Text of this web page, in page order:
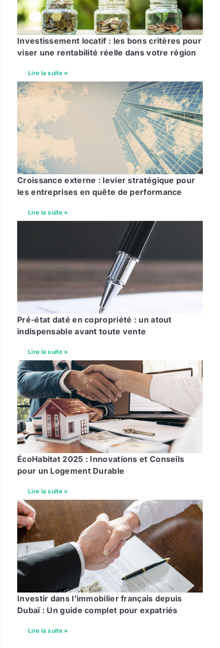
Investissement locatif : les bons critères pour
viser une rentabilité réelle dans votre région
Lire la suite »
Croissance externe : levier stratégique pour
les entreprises en quête de performance
Lire la suite »
Pré-état daté en copropriété : un atout
indispensable avant toute vente
Lire la suite »
ÉcoHabitat 2025 : Innovations et Conseils
pour un Logement Durable
Lire la suite »
Investir dans l’immobilier français depuis
Dubaï : Un guide complet pour expatriés
Lire la suite »